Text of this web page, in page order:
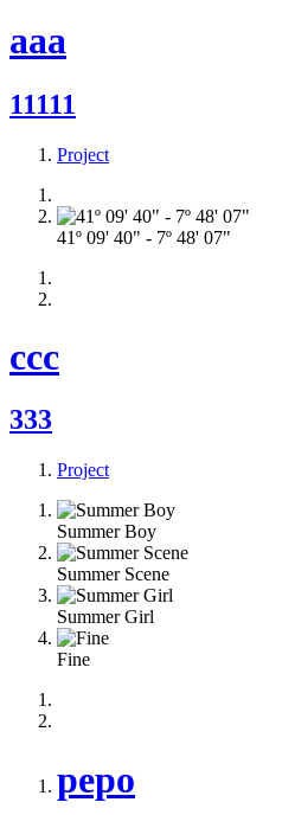
aaa
11111
Project
41º 09' 40" - 7º 48' 07"
ccc
333
Project
Summer Boy
Summer Scene
Summer Girl
Fine
pepo